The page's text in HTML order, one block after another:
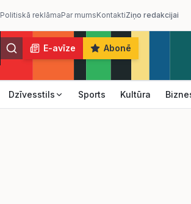
Politiskā reklāmaPar mumsKontaktiZiņo redakcijai
E-avīze Abonē
Dzīvesstils Sports Kultūra